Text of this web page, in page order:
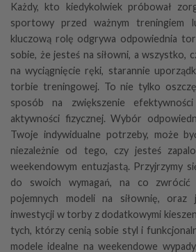
Każdy, kto kiedykolwiek próbował
sportowy przed ważnym treningiem
kluczową rolę odgrywa odpowiednia
sobie, że jesteś na siłowni, a wszystko,
na wyciągnięcie ręki, starannie
torbie treningowej. To nie tylko
sposób na zwiększenie
aktywności fizycznej. Wybór
Twoje indywidualne potrzeby, może
niezależnie od tego, czy jesteś
weekendowym entuzjastą. Przyjrzymy
do swoich wymagań, na co
pojemnych modeli na siłownię, oraz
inwestycji w torby z dodatkowymi
tych, którzy cenią sobie styl i
modele idealne na weekendowe